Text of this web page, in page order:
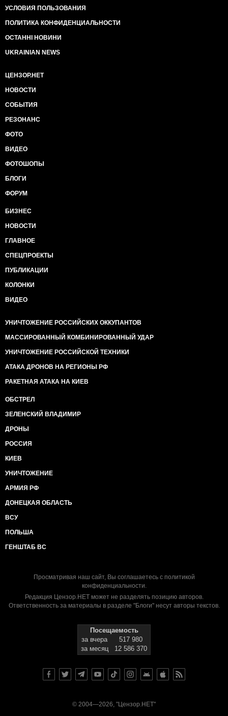
УСЛОВИЯ ПОЛЬЗОВАНИЯ
ПОЛИТИКА КОНФИДЕНЦИАЛЬНОСТИ
ОСТАННІ НОВИНИ
UKRAINIAN NEWS
ЦЕНЗОР.НЕТ
НОВОСТИ
СОБЫТИЯ
РЕЗОНАНС
ФОТО
ВИДЕО
ФОТОШОПЫ
БЛОГИ
ФОРУМ
БИЗНЕС
НОВОСТИ
ГЛАВНОЕ
СПЕЦПРОЕКТЫ
ПУБЛИКАЦИИ
КОЛОНКИ
ВИДЕО
УНИЧТОЖЕНИЕ РОССИЙСКИХ ОККУПАНТОВ
МАССИРОВАННЫЙ КОМБИНИРОВАННЫЙ УДАР
УНИЧТОЖЕНИЕ РОССИЙСКОЙ ТЕХНИКИ
АТАКА ДРОНОВ НА РЕГИОНЫ РФ
РАКЕТНАЯ АТАКА НА КИЕВ
ОБСТРЕЛ
ЗЕЛЕНСКИЙ ВЛАДИМИР
ДРОНЫ
РОССИЯ
КИЕВ
УНИЧТОЖЕНИЕ
АРМИЯ РФ
ДОНЕЦКАЯ ОБЛАСТЬ
ВСУ
ПОЛЬША
ГЕНШТАБ ВС
Просматривая наш сайт, Вы соглашаетесь с политикой
конфиденциальности.
Редакция Цензор.НЕТ может не разделять позицию авторов.
Ответственность за материалы в разделе "Блоги" несут авторы текстов.
Посещаемость
за вчера
517 980
за месяц
12 586 370
© 2004—2026, "Цензор.НЕТ"